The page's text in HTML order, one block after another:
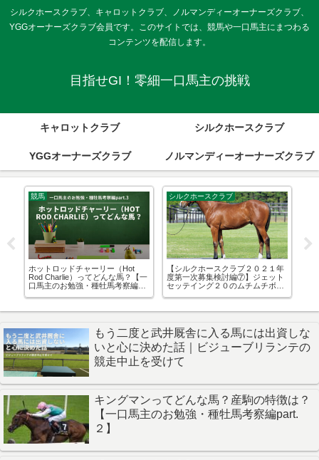
シルクホースクラブ、キャロットクラブ、ノルマンディーオーナーズクラブ、
YGGオーナーズクラブ会員です。このサイトでは、競馬や一口馬主にまつわる
コンテンツを配信します。
目指せGI！零細一口馬主の挑戦
キャロットクラブ シルクホースクラブ
YGGオーナーズクラブ ノルマンディーオーナーズクラブ
競馬
ホットロッドチャーリー（Hot
Rod Charlie）ってどんな馬？【一
口馬主のお勉強・種牡馬考察編
シルクホースクラブ
【シルクホースクラブ２０２１年
度第一次募集検討編⑦】ジェット
セッテイング２０のムチムチボデ
じ？【外国産馬は走る？】
もう二度と武井厩舎に入る馬には出資しな
いと心に決めた話｜ビジューブリランテの
競走中止を受けて
キングマンってどんな馬？産駒の特徴は？
【一口馬主のお勉強・種牡馬考察編part.
２】